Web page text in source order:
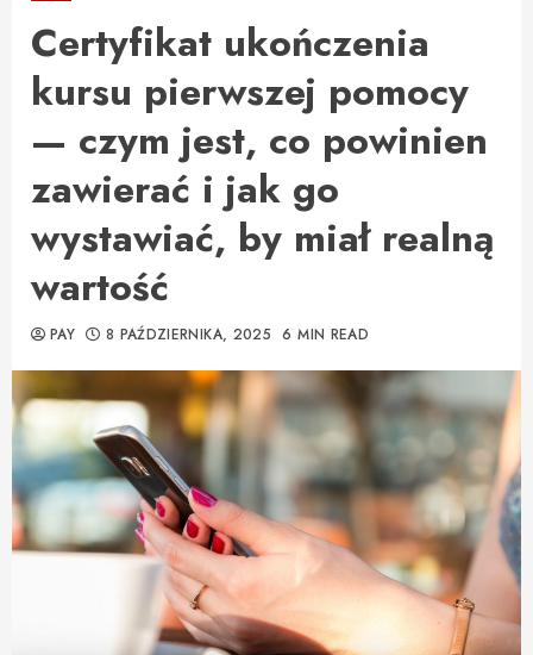
Certyfikat ukończenia
kursu pierwszej pomocy
— czym jest, co powinien
zawierać i jak go
wystawiać, by miał realną
wartość
PAY 8 PAŹDZIERNIKA, 2025 6 MIN READ